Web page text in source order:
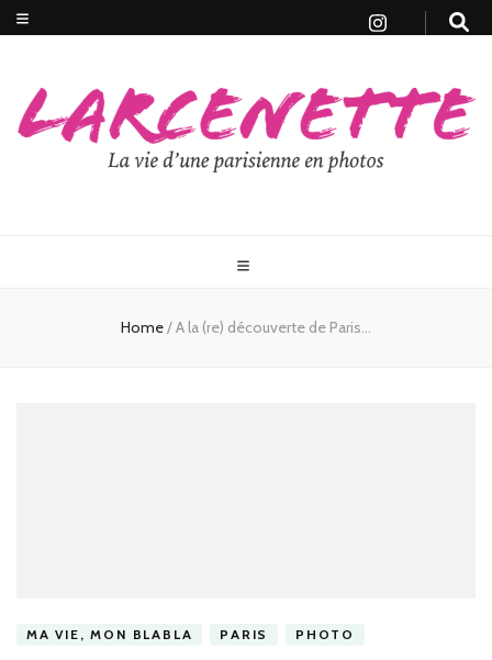
Home/A la (re) découverte de Paris…
MA VIE, MON BLABLA PARIS PHOTO